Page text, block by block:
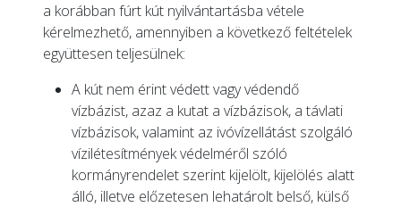
a korábban fúrt kút nyilvántartásba vétele
kérelmezhető, amennyiben a következő feltételek
együttesen teljesülnek:
A kút nem érint védett vagy védendő
vízbázist, azaz a kutat a vízbázisok, a távlati
vízbázisok, valamint az ivóvízellátást szolgáló
vízilétesítmények védelméről szóló
kormányrendelet szerint kijelölt, kijelölés alatt
álló, illetve előzetesen lehatárolt belső, külső